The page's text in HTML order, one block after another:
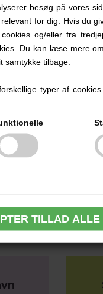
besøg på vores
for dig. Hvis du
og/eller fra
Du kan læse mere
samtykke tilbage.
typer af
faktiske trådfarve.